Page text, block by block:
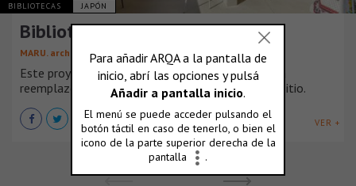
BIBLIOTECAS JAPÓN
Biblioteca cívica de Matsubara
MARU. architecture
Este proyecto en Matsubara, Prefectura de Osaka
reemplazó una biblioteca existente en el mismo sitio.
VER +